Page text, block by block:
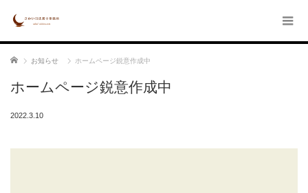
ホーム お知らせ ホームページ鋭意作成中
ホームページ鋭意作成中
2022.3.10